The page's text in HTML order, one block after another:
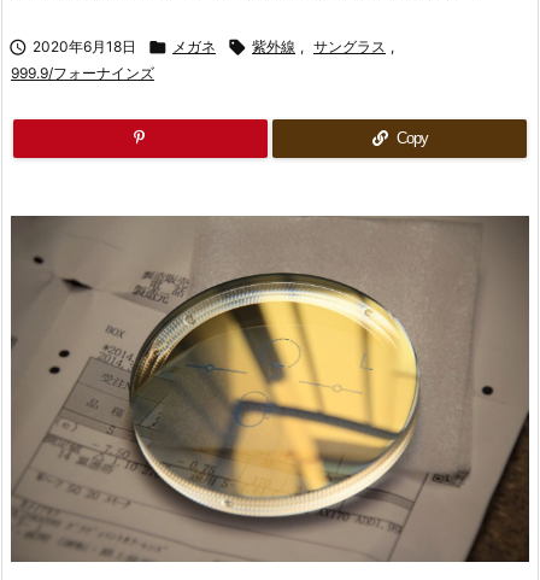
 2020年6月18日  メガネ  紫外線 , サングラス ,
999.9/フォーナインズ
Copy